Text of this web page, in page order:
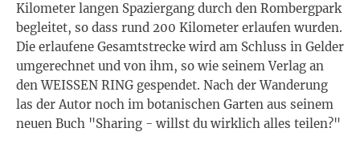
Kilometer langen Spaziergang durch den Rombergpark
begleitet, so dass rund 200 Kilometer erlaufen wurden.
Die erlaufene Gesamtstrecke wird am Schluss in Gelder
umgerechnet und von ihm, so wie seinem Verlag an
den WEISSEN RING gespendet. Nach der Wanderung
las der Autor noch im botanischen Garten aus seinem
neuen Buch "Sharing - willst du wirklich alles teilen?"